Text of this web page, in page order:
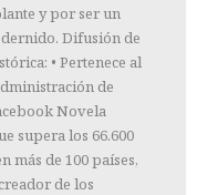
y por ser un
Difusión de
• Pertenece al
de
Novela
supera los 66.600
más de 100 países,
de los